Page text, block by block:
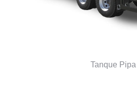
Tanque Pipa